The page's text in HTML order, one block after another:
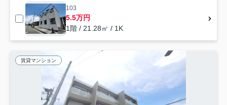
103
5.5万円
1階 / 21.28㎡ / 1K
賃貸マンション